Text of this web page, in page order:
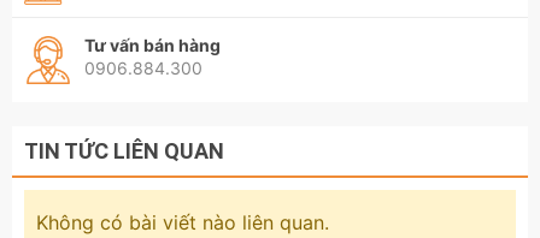
Tư vấn bán hàng
0906.884.300
TIN TỨC LIÊN QUAN
Không có bài viết nào liên quan.